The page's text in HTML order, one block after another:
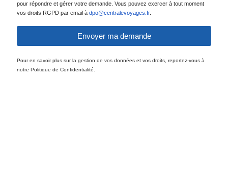
pour répondre et gérer votre demande. Vous pouvez exercer à tout moment
vos droits RGPD par email à dpo@centralevoyages.fr.
Envoyer ma demande
Pour en savoir plus sur la gestion de vos données et vos droits, reportez-vous à
notre Politique de Confidentialité.